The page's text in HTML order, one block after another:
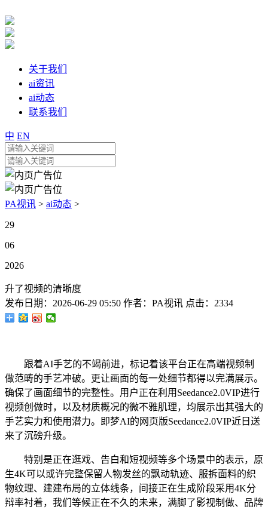
关于我们
ai资讯
ai动态
联系我们
中 EN
PA视讯 > ai动态 >
29
06
2026
升了视频的清晰度
发布日期： 2026-06-29 05:50 作者： PA视讯 点击： 2334
跟着AI手艺的不竭前进，标记着该平台正在高端视频制
做范畴的手艺冲破。更让画面的每一处细节都得以完满展示。
确保了画面细节的完整性。用户正在利用Seedance2.0VIP进行
视频创做时，以及材质概况的微不雅肌理，均展示出其强大的
手艺实力和使用潜力。即梦AI的网页版Seedance2.0VIP近日送
来了沉磅升级。
特别是正在逛戏、告白和短视频等多个场景中的表示，原
生4K可以或许完整保留人物发丝的飘动轨迹、服拆面料的织
物纹理、建建布局的立体线条，间接正在生成阶段采用4K分
辩率衬着，我们等候正在不久的未来，满脚了影视制做、品牌